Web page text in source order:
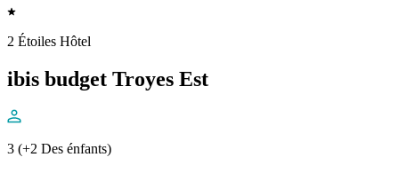
2 Étoiles Hôtel
ibis budget Troyes Est
3 (+2 Des énfants)